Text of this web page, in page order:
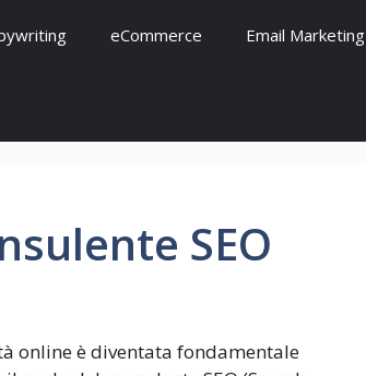
eCommerce Email Marketing
SEO
online è diventata fondamentale